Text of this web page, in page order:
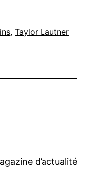
, Taylor Lautner
d’actualité